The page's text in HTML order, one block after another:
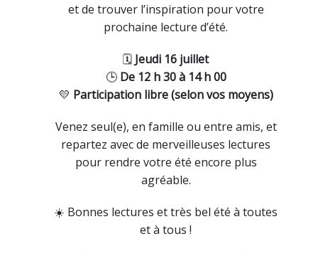
et de trouver l’inspiration pour votre
prochaine lecture d’été.
🗓 Jeudi 16 juillet
🕒 De 12 h 30 à 14 h 00
💛 Participation libre (selon vos moyens)
Venez seul(e), en famille ou entre amis, et
repartez avec de merveilleuses lectures
pour rendre votre été encore plus
agréable.
☀️ Bonnes lectures et très bel été à toutes
et à tous !